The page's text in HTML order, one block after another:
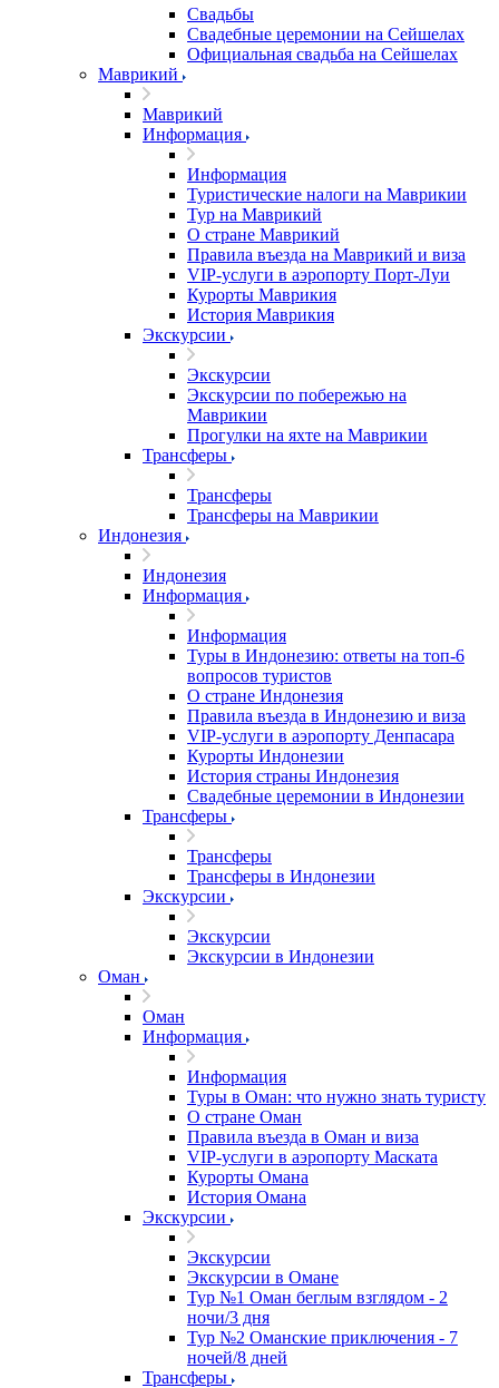
Свадьбы
Свадебные церемонии на Сейшелах
Официальная свадьба на Сейшелах
Маврикий
Маврикий
Информация
Информация
Туристические налоги на Маврикии
Тур на Маврикий
О стране Маврикий
Правила въезда на Маврикий и виза
VIP-услуги в аэропорту Порт-Луи
Курорты Маврикия
История Маврикия
Экскурсии
Экскурсии
Экскурсии по побережью на
Маврикии
Прогулки на яхте на Маврикии
Трансферы
Трансферы
Трансферы на Маврикии
Индонезия
Индонезия
Информация
Информация
Туры в Индонезию: ответы на топ-6
вопросов туристов
О стране Индонезия
Правила въезда в Индонезию и виза
VIP-услуги в аэропорту Денпасара
Курорты Индонезии
История страны Индонезия
Свадебные церемонии в Индонезии
Трансферы
Трансферы
Трансферы в Индонезии
Экскурсии
Экскурсии
Экскурсии в Индонезии
Оман
Оман
Информация
Информация
Туры в Оман: что нужно знать туристу
О стране Оман
Правила въезда в Оман и виза
VIP-услуги в аэропорту Маската
Курорты Омана
История Омана
Экскурсии
Экскурсии
Экскурсии в Омане
Тур №1 Оман беглым взглядом - 2
ночи/3 дня
Тур №2 Оманские приключения - 7
ночей/8 дней
Трансферы